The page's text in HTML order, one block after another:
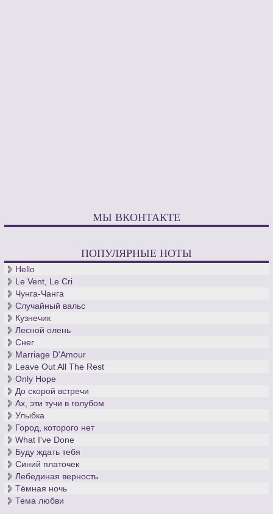
МЫ ВКОНТАКТЕ
ПОПУЛЯРНЫЕ НОТЫ
Hello
Le Vent, Le Cri
Чунга-Чанга
Случайный вальс
Кузнечик
Лесной олень
Снег
Marriage D'Amour
Leave Out All The Rest
Only Hope
До скорой встречи
Ах, эти тучи в голубом
Улыбка
Город, которого нет
What I've Done
Буду ждать тебя
Синий платочек
Лебединая верность
Тёмная ночь
Тема любви